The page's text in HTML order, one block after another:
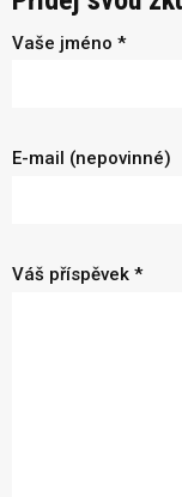
Vaše jméno *
E-mail (nepovinné)
Váš příspěvek *